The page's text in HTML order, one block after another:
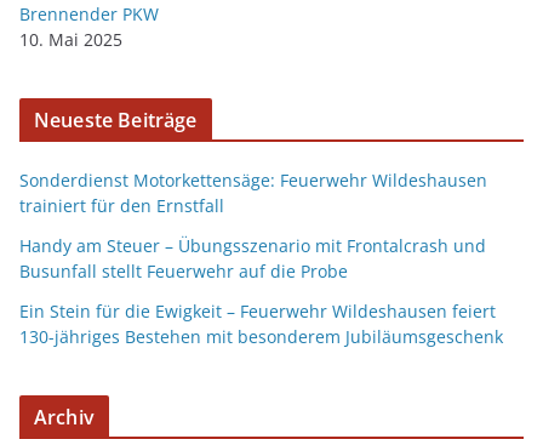
Brennender PKW
10. Mai 2025
Neueste Beiträge
Sonderdienst Motorkettensäge: Feuerwehr Wildeshausen
trainiert für den Ernstfall
Handy am Steuer – Übungsszenario mit Frontalcrash und
Busunfall stellt Feuerwehr auf die Probe
Ein Stein für die Ewigkeit – Feuerwehr Wildeshausen feiert
130-jähriges Bestehen mit besonderem Jubiläumsgeschenk
Archiv